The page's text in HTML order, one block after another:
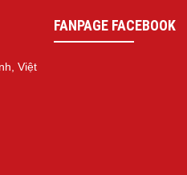
Việt
FANPAGE FACEBOOK